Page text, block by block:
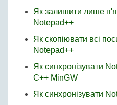
Як залишити лише
Notepad++
Як скопіювати всі
Notepad++
Як синхронізувати
C++ MinGW
Як синхронізувати